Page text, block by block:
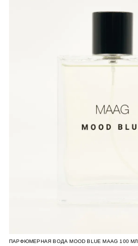
ПАРФЮМЕРНАЯ ВОДА MOOD BLUE MAAG 100 МЛ